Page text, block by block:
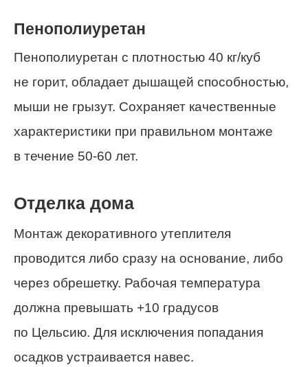
Пенополиуретан
Пенополиуретан с плотностью 40 кг/куб
не горит, обладает дышащей способностью,
мыши не грызут. Сохраняет качественные
характеристики при правильном монтаже
в течение 50-60 лет.
Отделка дома
Монтаж декоративного утеплителя
проводится либо сразу на основание, либо
через обрешетку. Рабочая температура
должна превышать +10 градусов
по Цельсию. Для исключения попадания
осадков устраивается навес.